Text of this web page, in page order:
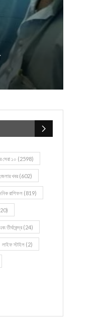
১০ (2598)
জেলার খবর (602)
রাশিফল (819)
তীর্থকেন্দ্র (24)
লাইফ স্টাইল (2)